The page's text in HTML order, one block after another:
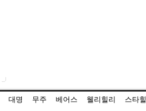
대명 무주 베어스 웰리힐리 스타힐